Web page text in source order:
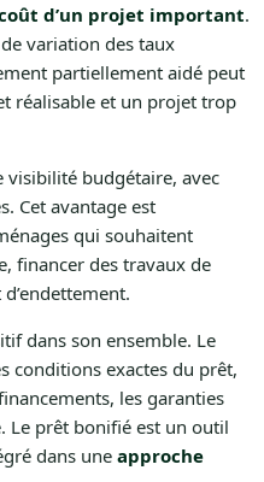
d’un projet important.
variation des taux
partiellement aidé peut
réalisable et un projet trop
budgétaire, avec
Cet avantage est
qui souhaitent
financer des travaux de
dans son ensemble. Le
conditions exactes du prêt,
les garanties
Le prêt bonifié est un outil
dans uneapproche